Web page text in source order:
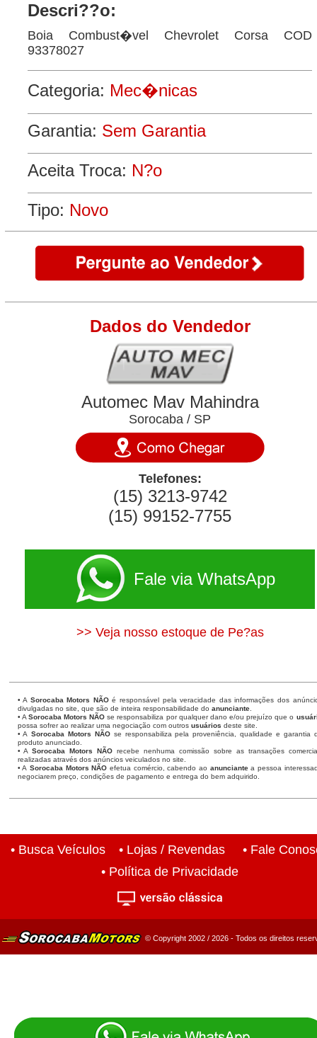
Descri??o:
Boia Combust�vel Chevrolet Corsa COD
93378027
Categoria: Mec�nicas
Garantia: Sem Garantia
Aceita Troca: N?o
Tipo: Novo
Dados do Vendedor
Automec Mav Mahindra
Sorocaba / SP
Telefones:
(15) 3213-9742
(15) 99152-7755
Fale via WhatsApp
>> Veja nosso estoque de Pe?as
• A Sorocaba Motors NÃOé responsável pela veracidade das informações dos
divulgadas no site, que são de inteira responsabilidade do anunciante.
• A Sorocaba Motors NÃO se responsabiliza por qualquer dano e/ou prejuízo que o
possa sofrer ao realizar uma negociação com outros usuários deste site.
• A Sorocaba Motors NÃOse responsabiliza pela proveniência, qualidade e garantia
produto anunciado.
• ASorocaba Motors NÃO recebe nenhuma comissão sobre as transações
realizadas através dos anúncios veiculados no site.
• A Sorocaba Motors NÃO efetua comércio, cabendo ao anunciantea pessoa
negociarem preço, condições de pagamento e entrega do bem adquirido.